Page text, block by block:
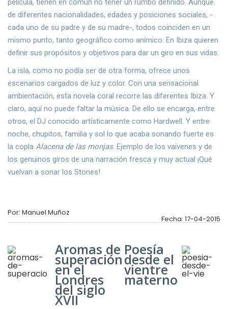
película, tienen en común no tener un rumbo definido. Aunque
de diferentes nacionalidades, edades y posiciones sociales, -
cada uno de su padre y de su madre-, todos coinciden en un
mismo punto, tanto geográfico como anímico: En Ibiza quieren
definir sus propósitos y objetivos para dar un giro en sus vidas.
La isla, como no podía ser de otra forma, ofrece unos
escenarios cargados de luz y color. Con una sensacional
ambientación, esta novela coral recorre las diferentes Ibiza. Y
claro, aquí no puede faltar la música. De ello se encarga, entre
otros, el DJ conocido artísticamente como Hardwell. Y entre
noche, chupitos, familia y sol lo que acaba sonando fuerte es
la copla Alacena de las monjas. Ejemplo de los vaivenes y de
los genuinos giros de una narración fresca y muy actual ¡Qué
vuelvan a sonar los Stones!
Por: Manuel Muñoz
Fecha: 17-04-2015
Aromas de
superación
en el
Londres
del siglo
XVII
Poesía
desde el
vientre
materno